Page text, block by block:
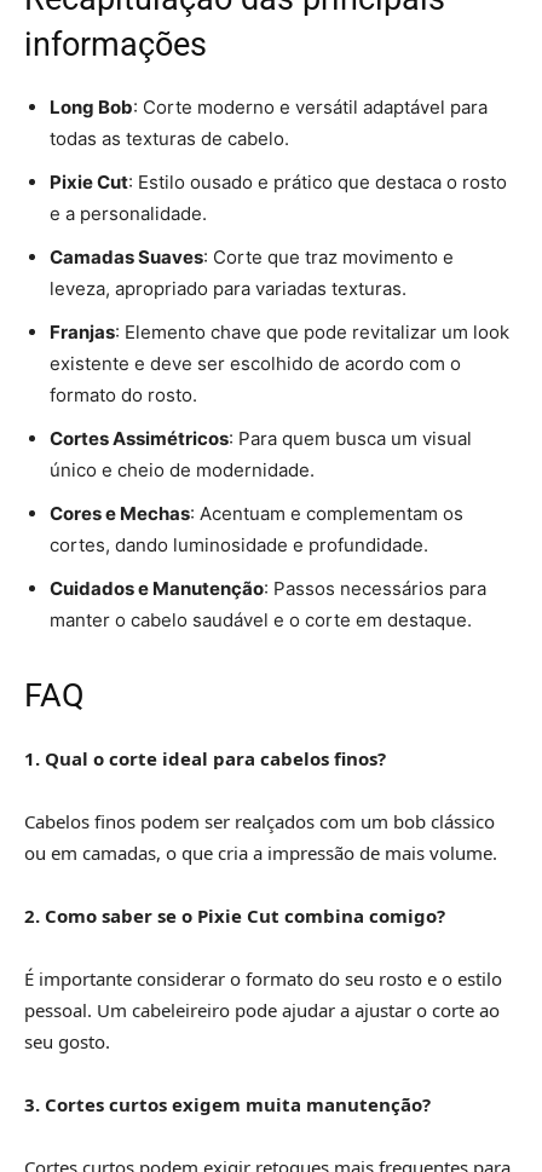
informações
Long Bob: Corte moderno e versátil adaptável para
todas as texturas de cabelo.
Pixie Cut: Estilo ousado e prático que destaca o rosto
e a personalidade.
Camadas Suaves: Corte que traz movimento e
leveza, apropriado para variadas texturas.
Franjas: Elemento chave que pode revitalizar um look
existente e deve ser escolhido de acordo com o
formato do rosto.
Cortes Assimétricos: Para quem busca um visual
único e cheio de modernidade.
Cores e Mechas: Acentuam e complementam os
cortes, dando luminosidade e profundidade.
Cuidados e Manutenção: Passos necessários para
manter o cabelo saudável e o corte em destaque.
FAQ
1. Qual o corte ideal para cabelos finos?
Cabelos finos podem ser realçados com um bob clássico
ou em camadas, o que cria a impressão de mais volume.
2. Como saber se o Pixie Cut combina comigo?
É importante considerar o formato do seu rosto e o estilo
pessoal. Um cabeleireiro pode ajudar a ajustar o corte ao
seu gosto.
3. Cortes curtos exigem muita manutenção?
Cortes curtos podem exigir retoques mais frequentes para